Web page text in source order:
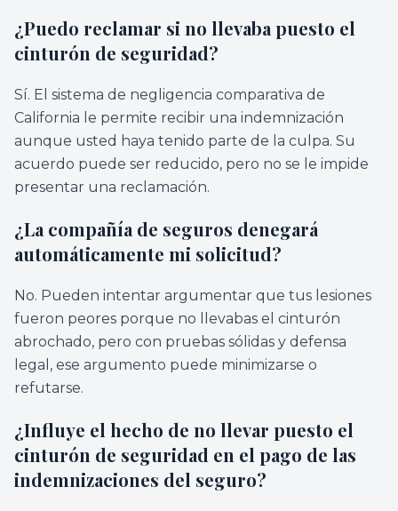
¿Puedo reclamar si no llevaba puesto el
cinturón de seguridad?
Sí. El sistema de negligencia comparativa de
California le permite recibir una indemnización
aunque usted haya tenido parte de la culpa. Su
acuerdo puede ser reducido, pero no se le impide
presentar una reclamación.
¿La compañía de seguros denegará
automáticamente mi solicitud?
No. Pueden intentar argumentar que tus lesiones
fueron peores porque no llevabas el cinturón
abrochado, pero con pruebas sólidas y defensa
legal, ese argumento puede minimizarse o
refutarse.
¿Influye el hecho de no llevar puesto el
cinturón de seguridad en el pago de las
indemnizaciones del seguro?